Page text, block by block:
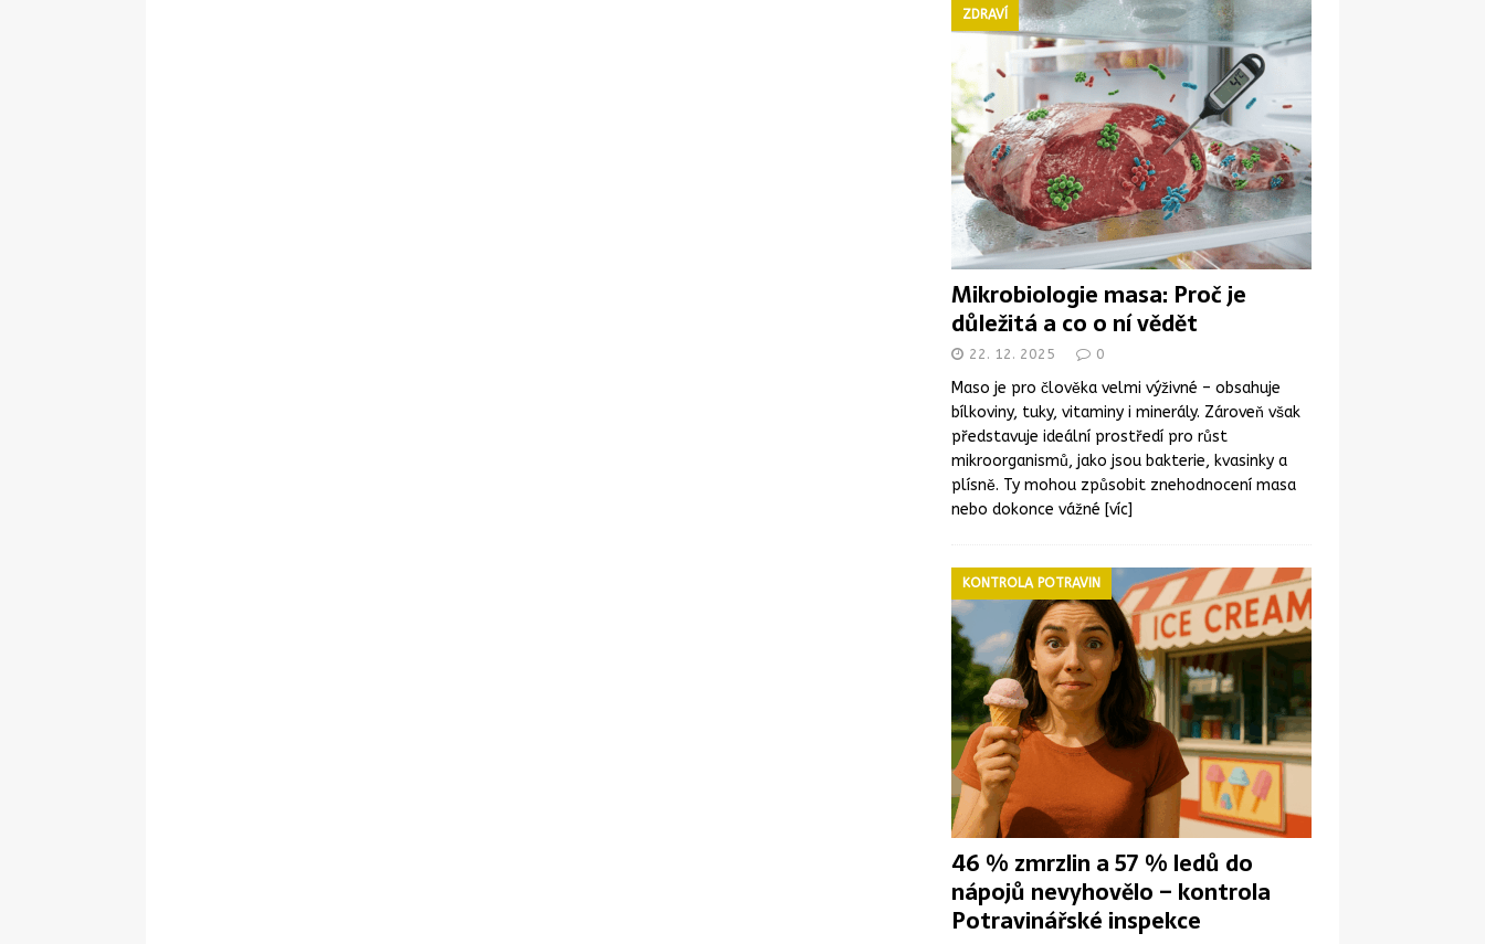
Mikrobiologie masa: Proč je
důležitá a co o ní vědět
ZDRAVÍ
22. 12. 2025 0
Maso je pro člověka velmi výživné – obsahuje
bílkoviny, tuky, vitaminy i minerály. Zároveň však
představuje ideální prostředí pro růst
mikroorganismů, jako jsou bakterie, kvasinky a
plísně. Ty mohou způsobit znehodnocení masa
nebo dokonce vážné [víc]
46 % zmrzlin a 57 % ledů do
nápojů nevyhovělo – kontrola
Potravinářské inspekce
KONTROLA POTRAVIN